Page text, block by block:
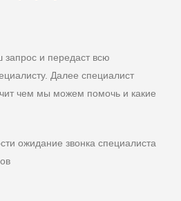
и передаст всю
Далее специалист
чем мы можем помочь и какие
ожидание звонка специалиста